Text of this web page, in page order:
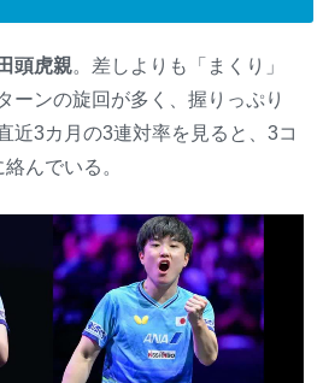
田頭虎親。差しよりも「まくり」
ーンの旋回が多く、握りっぷり
近3カ月の3連対率を見ると、3コ
んでいる。